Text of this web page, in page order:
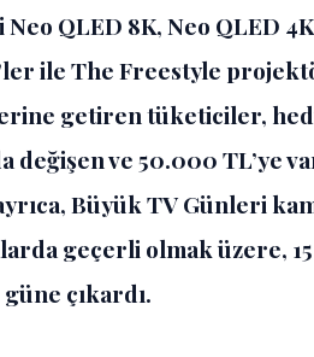
QLED 8K, Neo QLED
ile The Freestyle
getiren tüketiciler,
değişen ve 50.000 TL’ye
Büyük TV Günleri
geçerli olmak üzere,
çıkardı.